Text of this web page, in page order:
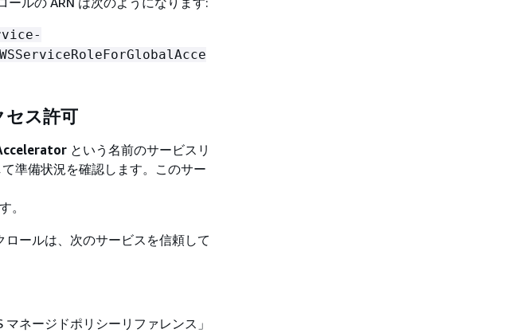
セス許可
という名前のサービスリ
準備状況を確認します。このサー
。
ールは、次のサービスを信頼して
ネージドポリシーリファレンス」